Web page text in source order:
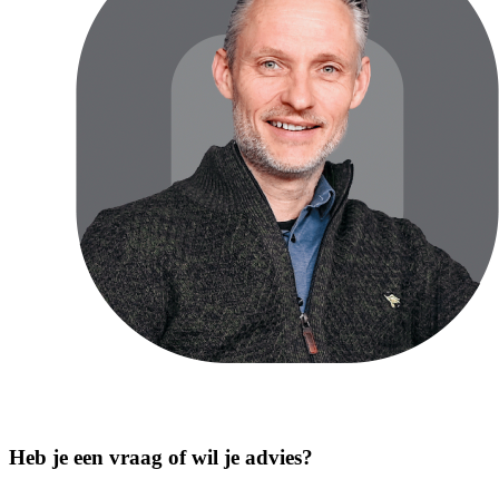
Heb je een vraag of wil je advies?